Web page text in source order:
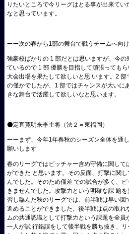
りたいところで今リーグはとる事が出来て
なと思っています。
ーー次の春から1部の舞台で戦うチームへ向
強豪校ばかりの 1 部だとは思いますが、今
ているので 1 部 優勝を目指して頑張っても
大会出場を果たして欲しいと思 います。2
の僅かでしたが、1 部ではチャンスが大いに
きな舞台で活躍して欲しいなと思います。
⚫定直寛明来季主将（法２＝東福岡）
ーーまず、今年1年春秋のシーズン全体を通
願いします
春のリーグではピッチャー含め守備に関して
ができた と思います。その反面、打撃に関
んでした。そのため僅差 での試合が多く、
きませんでした。攻撃力という明確な課 題
習し臨んだ秋のリーグでは、前半戦は早い回
進めることができました。後半戦は点の取れ
ムの共通認識として打撃力という課題を全員
一人が試 行錯誤をして後半戦を勝ち抜き、